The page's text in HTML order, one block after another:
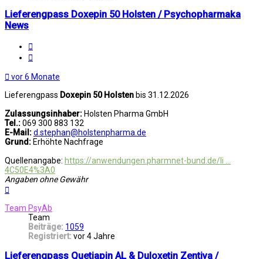
Lieferengpass Doxepin 50 Holsten / Psychopharmaka
News
vor 6 Monate
Lieferengpass Doxepin 50 Holsten bis 31.12.2026
Zulassungsinhaber: Holsten Pharma GmbH
Tel.:069 300 883 132
E-Mail:d.stephan@holstenpharma.de
Grund: Erhöhte Nachfrage
Quellenangabe: https://anwendungen.pharmnet-bund.de/li ...
4C50E4%3A0
Angaben ohne Gewähr
Team PsyAb
Team
Beiträge: 1059
Registriert: vor 4 Jahre
Lieferengpass Quetiapin AL & Duloxetin Zentiva /